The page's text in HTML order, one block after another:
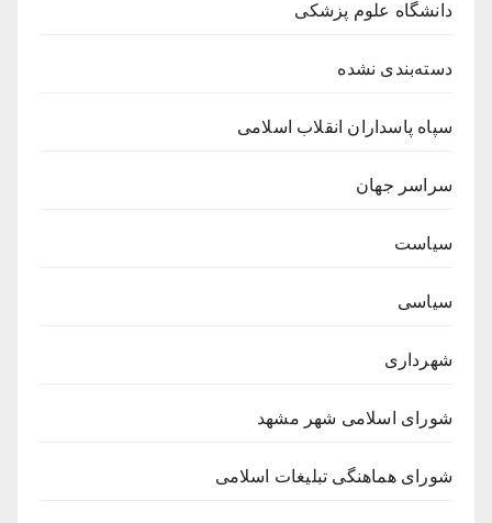
دانشگاه علوم پزشکی
دسته‌بندی نشده
سپاه پاسداران انقلاب اسلامی
سراسر جهان
سیاست
سیاسی
شهرداری
شورای اسلامی شهر مشهد
شورای هماهنگی تبلیغات اسلامی